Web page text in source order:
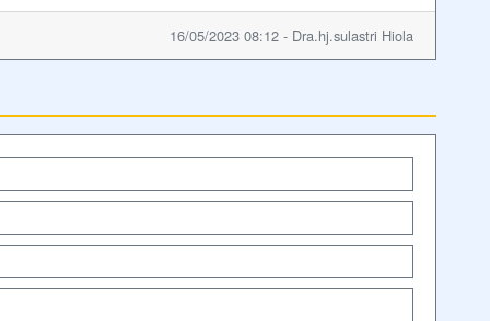
16/05/2023 08:12 - Dra.hj.sulastri Hiola